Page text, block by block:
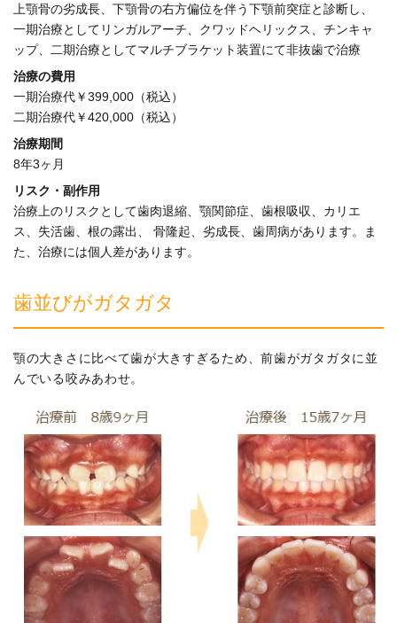
上顎骨の劣成長、下顎骨の右方偏位を伴う下顎前突症と診断し、
一期治療としてリンガルアーチ、クワッドヘリックス、チンキャ
ップ、二期治療としてマルチブラケット装置にて非抜歯で治療
治療の費用
一期治療代￥399,000（税込）
二期治療代￥420,000（税込）
治療期間
8年3ヶ月
リスク・副作用
治療上のリスクとして歯肉退縮、顎関節症、歯根吸収、カリエ
ス、失活歯、根の露出、 骨隆起、劣成長、歯周病があります。ま
た、治療には個人差があります。
歯並びがガタガタ
顎の大きさに比べて歯が大きすぎるため、前歯がガタガタに並
んでいる咬みあわせ。